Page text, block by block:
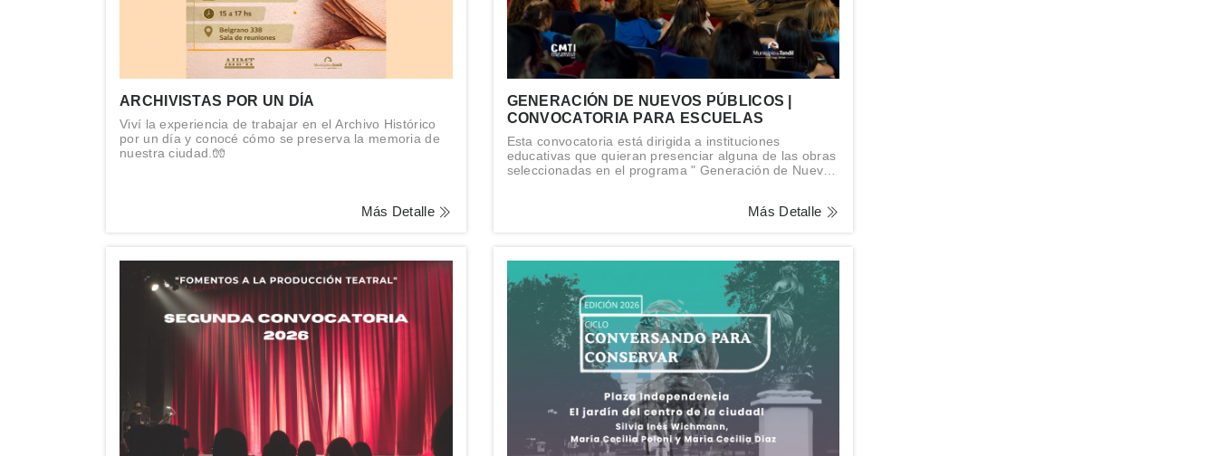
ARCHIVISTAS POR UN DÍA
Viví la experiencia de trabajar en el Archivo Histórico
por un día y conocé cómo se preserva la memoria de
nuestra ciudad.🧤
Más Detalle
GENERACIÓN DE NUEVOS PÚBLICOS |
CONVOCATORIA PARA ESCUELAS
Esta convocatoria está dirigida a instituciones
educativas que quieran presenciar alguna de las obras
seleccionadas en el programa " Generación de Nuevos
Más Detalle